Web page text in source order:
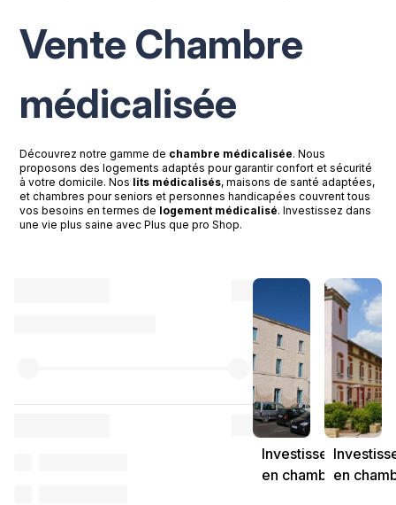
Vente Chambre
médicalisée
Découvrez notre gamme de chambre médicalisée. Nous
proposons des logements adaptés pour garantir confort et sécurité
à votre domicile. Nos lits médicalisés, maisons de santé adaptées,
et chambres pour seniors et personnes handicapées couvrent tous
vos besoins en termes de logement médicalisé. Investissez dans
une vie plus saine avec Plus que pro Shop.
Investissement
en chambreen